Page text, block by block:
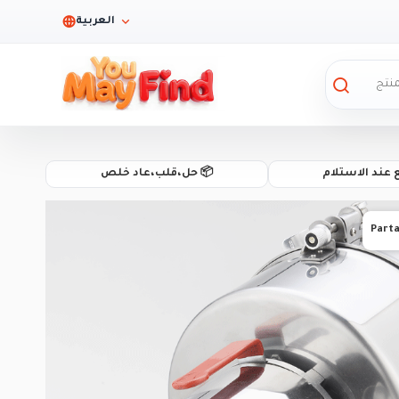
العربية
📦 حل،قلب،عاد خلص عند الاستلام